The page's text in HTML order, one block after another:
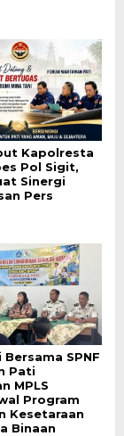
Kapolresta
Pol Sigit,
Sinergi
Pers
SPNF
Pati
MPLS
Program
Kesetaraan
Binaan